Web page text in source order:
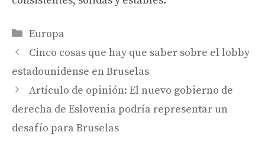
Categories
Europa
Cinco cosas que hay que saber sobre el lobby
estadounidense en Bruselas
Artículo de opinión: El nuevo gobierno de
derecha de Eslovenia podría representar un
desafío para Bruselas